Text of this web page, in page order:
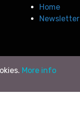
Home
Newsletter
More info